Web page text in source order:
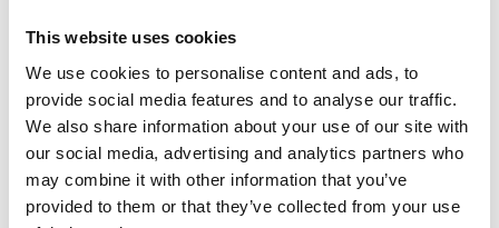
This website uses cookies
We use cookies to personalise content and ads, to
provide social media features and to analyse our traffic.
We also share information about your use of our site with
our social media, advertising and analytics partners who
may combine it with other information that you’ve
provided to them or that they’ve collected from your use